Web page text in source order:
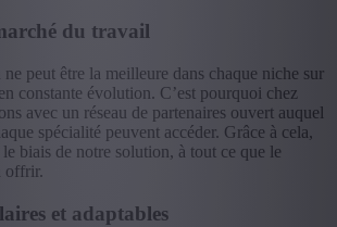
du travail
peut être la meilleure dans chaque niche sur
constante évolution. C’est pourquoi chez
avec un réseau de partenaires ouvert auquel
spécialité peuvent accéder. Grâce à cela,
biais de notre solution, à tout ce que le
offrir.
et adaptables